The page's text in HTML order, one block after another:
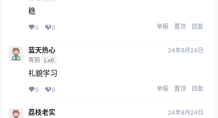
稳
0 0 举报 置顶 回复
蓝天热心
青铜 Lv0
24年8月24日
礼貌学习
0 0 举报 置顶 回复
荔枝老实 24年8月24日